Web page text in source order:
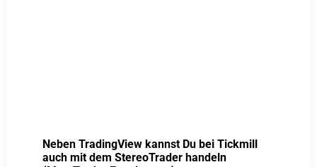
Neben TradingView kannst Du bei Tickmill
auch mit dem StereoTrader handeln